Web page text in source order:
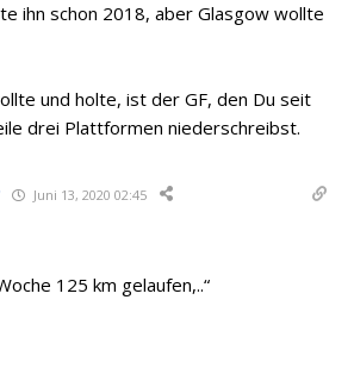
ihn schon 2018, aber Glasgow wollte
und holte, ist der GF, den Du seit
drei Plattformen niederschreibst.
Juni 13, 2020 02:45
125 km gelaufen,..“